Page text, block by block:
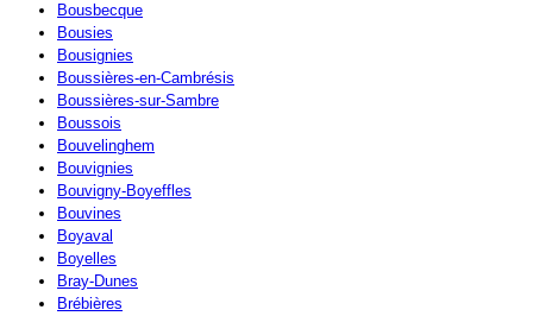
Bousbecque
Bousies
Bousignies
Boussières-en-Cambrésis
Boussières-sur-Sambre
Boussois
Bouvelinghem
Bouvignies
Bouvigny-Boyeffles
Bouvines
Boyaval
Boyelles
Bray-Dunes
Brébières